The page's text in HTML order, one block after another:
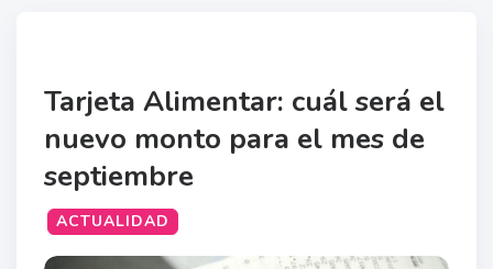
Tarjeta Alimentar: cuál será el
nuevo monto para el mes de
septiembre
ACTUALIDAD